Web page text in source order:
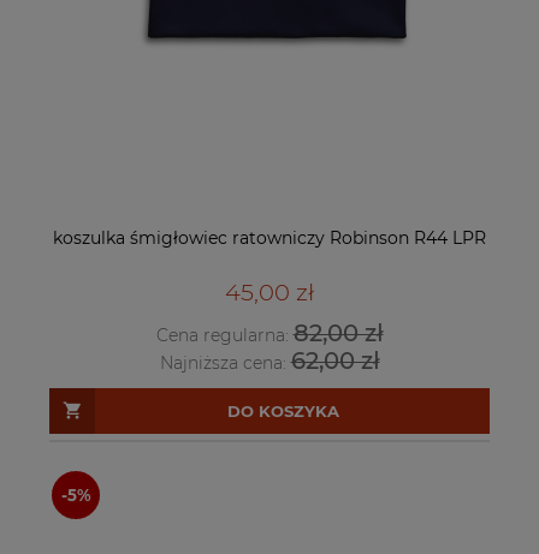
koszulka śmigłowiec ratowniczy Robinson R44 LPR
45,00 zł
Cena regularna:82,00 zł
Najniższa cena:62,00 zł
DO KOSZYKA